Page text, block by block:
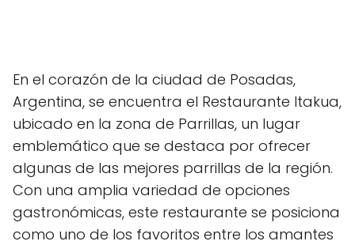
En el corazón de la ciudad de Posadas,
Argentina, se encuentra el Restaurante Itakua,
ubicado en la zona de Parrillas, un lugar
emblemático que se destaca por ofrecer
algunas de las mejores parrillas de la región.
Con una amplia variedad de opciones
gastronómicas, este restaurante se posiciona
como uno de los favoritos entre los amantes